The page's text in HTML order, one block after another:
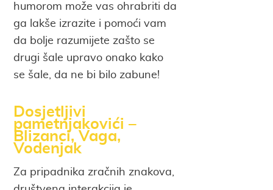
humorom može vas ohrabriti da
ga lakše izrazite i pomoći vam
da bolje razumijete zašto se
drugi šale upravo onako kako
se šale, da ne bi bilo zabune!
Dosjetljivi
pametnjakovići –
Blizanci, Vaga,
Vodenjak
Za pripadnika zračnih znakova,